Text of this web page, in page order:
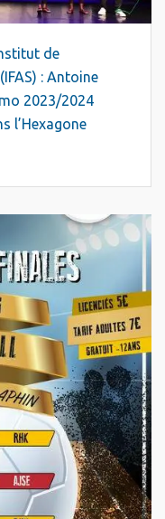
de
: Antoine
2023/2024
l’Hexagone